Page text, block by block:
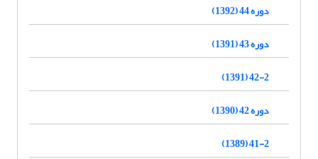
دوره 44 (1392)
دوره 43 (1391)
42-2 (1391)
دوره 42 (1390)
41-2 (1389)